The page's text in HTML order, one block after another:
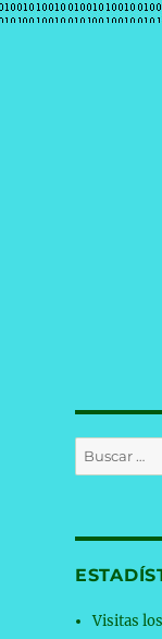
Buscar
por:
Visitas